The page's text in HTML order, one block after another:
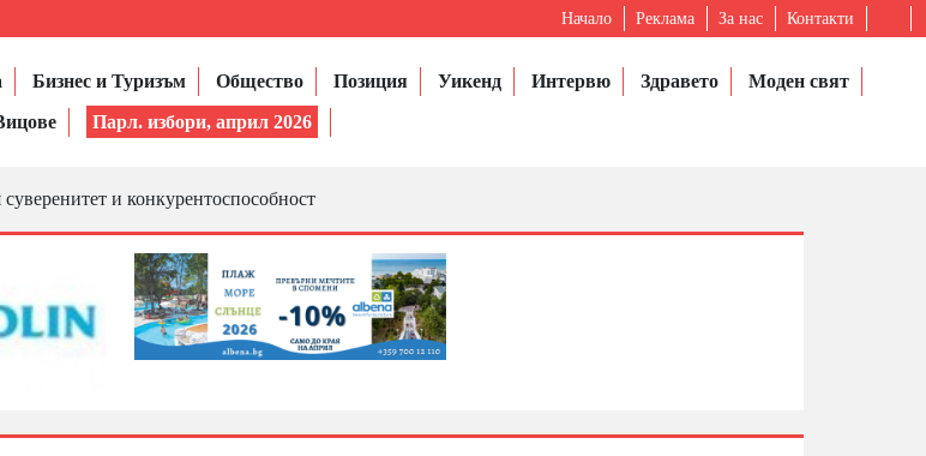
Начало Реклама За нас Контакти
Бизнес и Туризъм Общество Позиция Уикенд Интервю Здравето
Моден свят
Парл. избори, април 2026
и конкурентоспособност